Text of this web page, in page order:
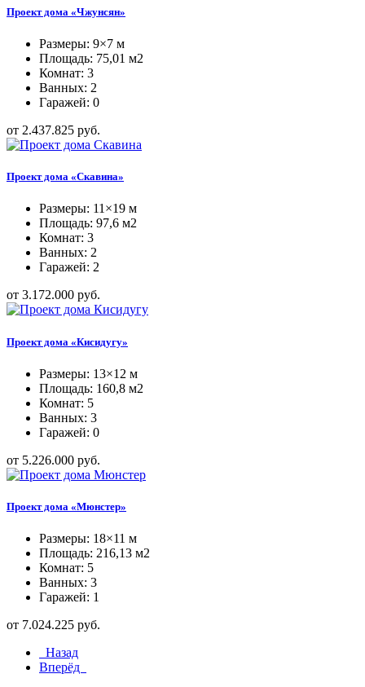
Проект дома «Чжунсян»
Размеры: 9×7 м
Площадь: 75,01 м2
Комнат: 3
Ванных: 2
Гаражей: 0
от 2.437.825 руб.
Проект дома «Скавина»
Размеры: 11×19 м
Площадь: 97,6 м2
Комнат: 3
Ванных: 2
Гаражей: 2
от 3.172.000 руб.
Проект дома «Кисидугу»
Размеры: 13×12 м
Площадь: 160,8 м2
Комнат: 5
Ванных: 3
Гаражей: 0
от 5.226.000 руб.
Проект дома «Мюнстер»
Размеры: 18×11 м
Площадь: 216,13 м2
Комнат: 5
Ванных: 3
Гаражей: 1
от 7.024.225 руб.
Назад
Вперёд